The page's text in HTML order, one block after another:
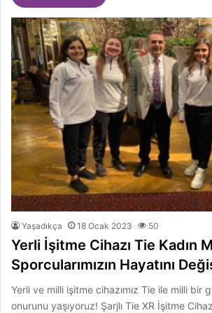
Yaşadıkça 18 Ocak 2023 50
Yerli İşitme Cihazı Tie Kadın
Sporcularımızın Hayatını
Yerli ve milli işitme cihazımız Tie ile milli bir
onurunu yaşıyoruz! Şarjlı Tie XR İşitme